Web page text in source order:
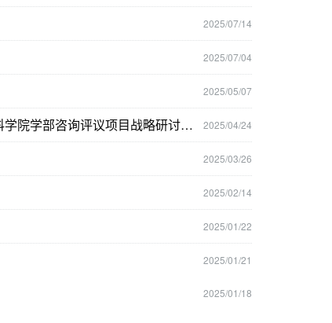
2025/07/14
2025/07/04
2025/05/07
2025/04/24
湖泊与流域水安全全国重点实验室第一届学术委员会第三次会议暨中国科学院学部咨询评议项目战略研讨会在南京成功召开
2025/03/26
2025/02/14
2025/01/22
2025/01/21
2025/01/18